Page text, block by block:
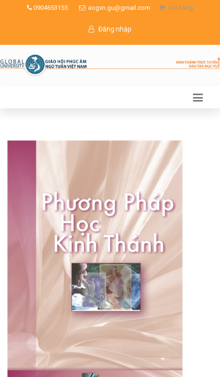
0904653155 aogvn.gu@gmail.com Giỏ hàng
Đăng nhập